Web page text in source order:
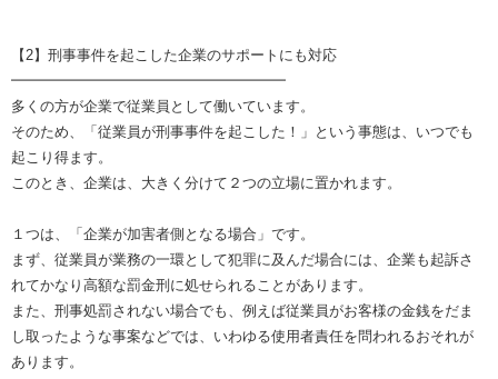
【2】刑事事件を起こした企業のサポートにも対応
━━━━━━━━━━━━━━━━━━━
多くの方が企業で従業員として働いています。
そのため、「従業員が刑事事件を起こした！」という事態は、いつでも
起こり得ます。
このとき、企業は、大きく分けて２つの立場に置かれます。
１つは、「企業が加害者側となる場合」です。
まず、従業員が業務の一環として犯罪に及んだ場合には、企業も起訴さ
れてかなり高額な罰金刑に処せられることがあります。
また、刑事処罰されない場合でも、例えば従業員がお客様の金銭をだま
し取ったような事案などでは、いわゆる使用者責任を問われるおそれが
あります。